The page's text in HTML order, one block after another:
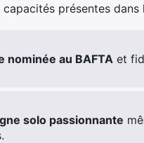
présentes dans
nominée au BAFTA et
solo passionnante